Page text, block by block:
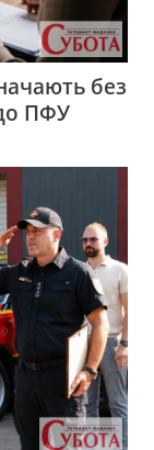
без
ПФУ